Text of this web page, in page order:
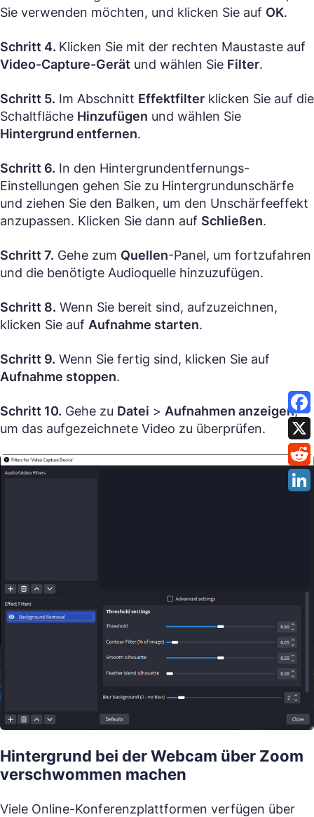
Sie verwenden möchten, und klicken Sie auf OK.
Schritt 4. Klicken Sie mit der rechten Maustaste auf
Video-Capture-Gerät und wählen Sie Filter.
Schritt 5. Im Abschnitt Effektfilter klicken Sie auf die
Schaltfläche Hinzufügen und wählen Sie
Hintergrund entfernen.
Schritt 6. In den Hintergrundentfernungs-
Einstellungen gehen Sie zu Hintergrundunschärfe
und ziehen Sie den Balken, um den Unschärfeeffekt
anzupassen. Klicken Sie dann auf Schließen.
Schritt 7. Gehe zum Quellen-Panel, um fortzufahren
und die benötigte Audioquelle hinzuzufügen.
Schritt 8. Wenn Sie bereit sind, aufzuzeichnen,
klicken Sie auf Aufnahme starten.
Schritt 9. Wenn Sie fertig sind, klicken Sie auf
Aufnahme stoppen.
Schritt 10. Gehe zu Datei > Aufnahmen anzeigen,
um das aufgezeichnete Video zu überprüfen.
Hintergrund bei der Webcam über Zoom
verschwommen machen
Viele Online-Konferenzplattformen verfügen über